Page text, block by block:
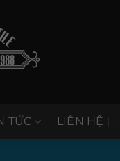
TỨC LIÊN HỆ